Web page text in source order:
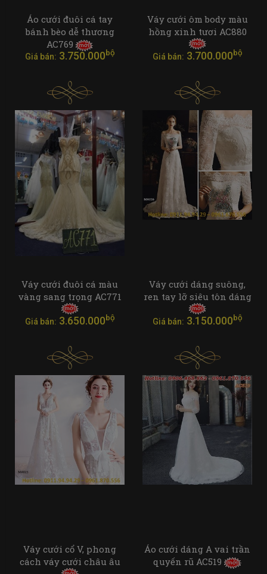
Áo cưới đuôi cá tay
bánh bèo dễ thương
AC769
Giá bán: 3.750.000bộ
Váy cưới ôm body màu
hồng xinh tươi AC880
Giá bán: 3.700.000bộ
Váy cưới đuôi cá màu
vàng sang trọng AC771
Giá bán: 3.650.000bộ
Váy cưới dáng suông,
ren tay lỡ siêu tôn dáng
Giá bán: 3.150.000bộ
Váy cưới cổ V, phong
cách váy cưới châu âu
Áo cưới dáng A vai trần
quyến rũ AC519